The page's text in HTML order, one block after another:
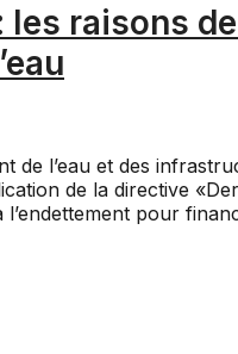
les raisons
de l’eau et des
de la directive
pour